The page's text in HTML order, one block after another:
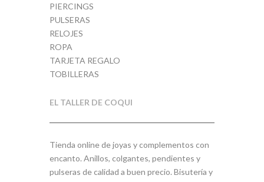
PIERCINGS
PULSERAS
RELOJES
ROPA
TARJETA REGALO
TOBILLERAS
EL TALLER DE COQUI
Tienda online de joyas y complementos con
encanto. Anillos, colgantes, pendientes y
pulseras de calidad a buen precio. Bisutería y